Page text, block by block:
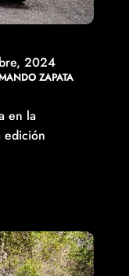
2024
ZAPATA
en la
edición